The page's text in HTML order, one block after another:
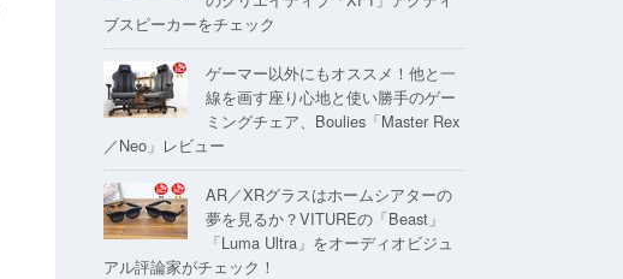
ブスピーカーをチェック
ゲーマー以外にもオススメ！他と一
線を画す座り心地と使い勝手のゲー
ミングチェア、Boulies「Master Rex
／Neo」レビュー
AR／XRグラスはホームシアターの
夢を見るか？VITUREの「Beast」
「Luma Ultra」をオーディオビジュ
アル評論家がチェック！